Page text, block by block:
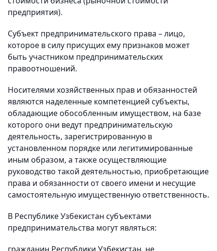
предприятия).
Субъект предпринимательского права – лицо,
которое в силу присущих ему признаков может
быть участником предпринимательских
правоотношений.
Носителями хозяйственных прав и обязанностей
являются наделенные компетенцией субъекты,
обладающие обособленным имуществом, на базе
которого они ведут предпринимательскую
деятельность, зарегистрированную в
установленном порядке или легитимированные
иным образом, а также осуществляющие
руководство такой деятельностью, приобретающие
права и обязанности от своего имени и несущие
самостоятельную имущественную ответственность.
В Республике Узбекистан субъектами
предпринимательства могут являться: